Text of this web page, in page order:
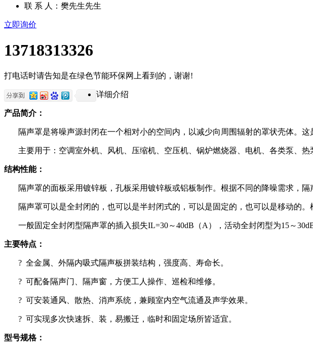
联 系 人：樊先生先生
立即询价
13718313326
打电话时请告知是在绿色节能环保网上看到的，谢谢!
详细介绍
产品简介：
隔声罩是将噪声源封闭在一个相对小的空间内，以减少向周围辐射的罩状壳体。
主要用于：空调室外机、风机、压缩机、空压机、锅炉燃烧器、电机、各类泵、
结构性能：
隔声罩的面板采用镀锌板，孔板采用镀锌板或铝板制作。根据不同的降噪需求，隔
隔声罩可以是全封闭的，也可以是半封闭式的，可以是固定的，也可以是移动的
一般固定全封闭型隔声罩的插入损失IL=30～40dB （A ），活动全封闭型为15～
主要特点：
? 全金属、外隔内吸式隔声板拼装结构，强度高、寿命长。
? 可配备隔声门、隔声窗，方便工人操作、巡检和维修。
? 可安装通风、散热、消声系统，兼顾室内空气流通及声学效果。
? 可实现多次快速拆、装，易搬迁，临时和固定场所皆适宜。
型号规格：